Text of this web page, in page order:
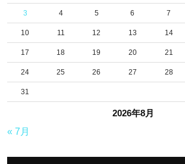
2026年8月
3 4 5 6 7
10 11 12 13 14
17 18 19 20 21
24 25 26 27 28
31
« 7月